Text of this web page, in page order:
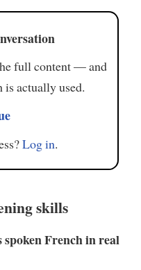
full content — and
is actually used.
Log in.
skills
spoken French in real